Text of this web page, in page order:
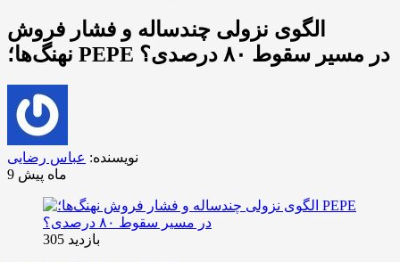
الگوی نزولی چندساله و فشار فروش
نهنگ‌ها؛ PEPE در مسیر سقوط ۸۰ درصدی؟
نویسنده: عباس رضایی
9 ماه پیش
بازدید 305